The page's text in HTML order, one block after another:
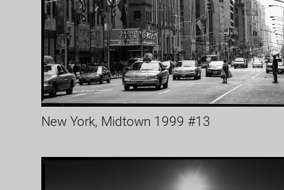
New York, Midtown 1999 #13